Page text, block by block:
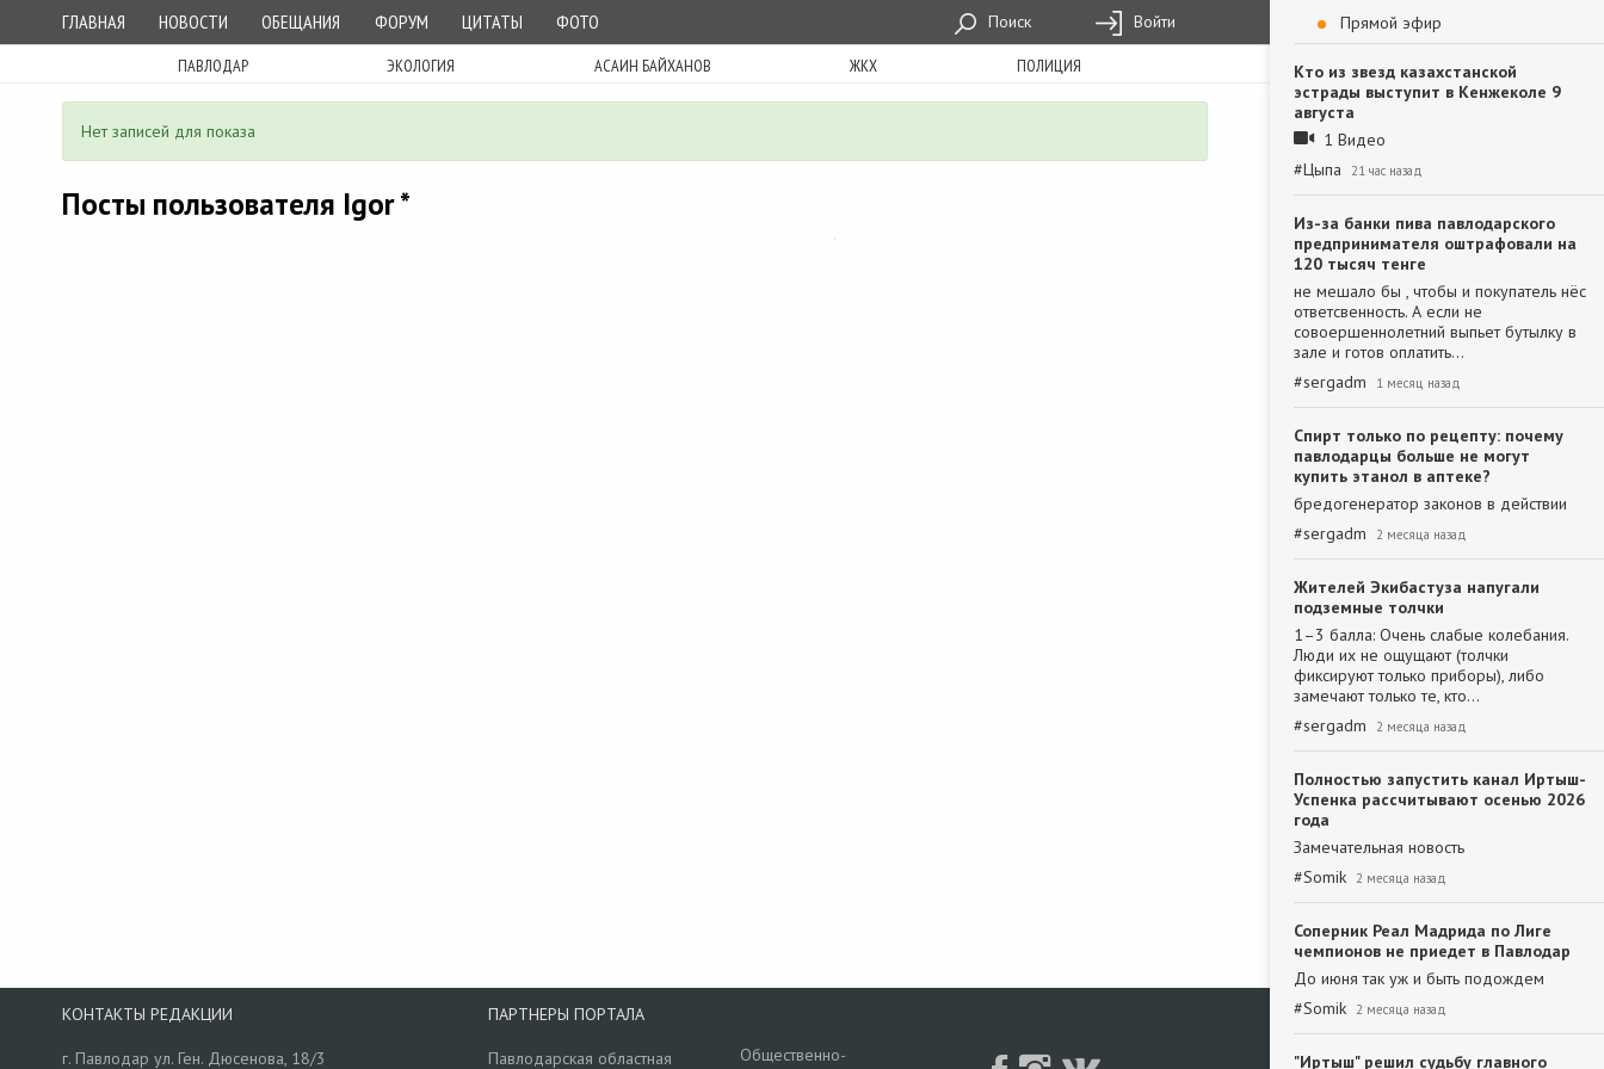
ГЛАВНАЯ НОВОСТИ ОБЕЩАНИЯ ФОРУМ ЦИТАТЫ ФОТО Поиск Войти
ПАВЛОДАР ЭКОЛОГИЯ АСАИН БАЙХАНОВ ЖКХ ПОЛИЦИЯ
Нет записей для показа
Посты пользователя Igor *
Прямой эфир
Кто из звезд казахстанской
эстрады выступит в Кенжеколе 9
августа
1 Видео
#Цыпа 21 час назад
Из-за банки пива павлодарского
предпринимателя оштрафовали на
120 тысяч тенге
не мешало бы , чтобы и покупатель нёс
ответсвенность. А если не
совоершеннолетний выпьет бутылку в
зале и готов оплатить…
#sergadm 1 месяц назад
Спирт только по рецепту: почему
павлодарцы больше не могут
купить этанол в аптеке?
бредогенератор законов в действии
#sergadm 2 месяца назад
Жителей Экибастуза напугали
подземные толчки
1–3 балла: Очень слабые колебания.
Люди их не ощущают (толчки
фиксируют только приборы), либо
замечают только те, кто…
#sergadm 2 месяца назад
Полностью запустить канал Иртыш-
Успенка рассчитывают осенью 2026
года
Замечательная новость
#Somik 2 месяца назад
Соперник Реал Мадрида по Лиге
чемпионов не приедет в Павлодар
До июня так уж и быть подождем
#Somik 2 месяца назад
"Иртыш" решил судьбу главного
КОНТАКТЫ РЕДАКЦИИ
г. Павлодар ул. Ген. Дюсенова, 18/3
ПАРТНЕРЫ ПОРТАЛА
Павлодарская областная
Общественно-